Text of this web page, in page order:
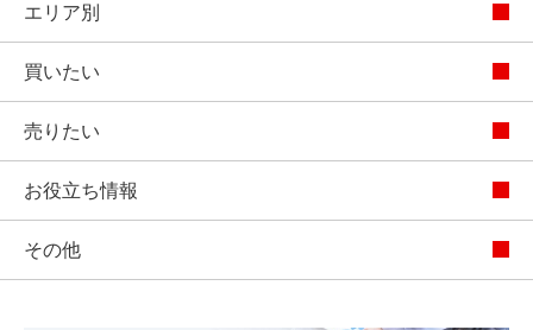
エリア別
買いたい
売りたい
お役立ち情報
その他